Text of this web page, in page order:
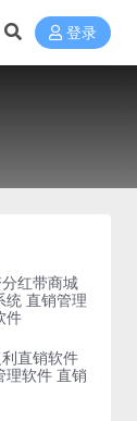
登录
红带商城
统 直销管理
件
直销软件
理软件 直销